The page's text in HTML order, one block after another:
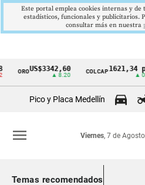
Cintillo
Colombia
OROUS$3342,60
▲ 8.20
COLCAP1621,34
▲
Pico y Placa Medellín
Viernes, 7 de
menu
Temas recomendados
Este portal emplea cookies internas y de
estadísticos, funcionales y publicitarios.
consultar más en nuestra